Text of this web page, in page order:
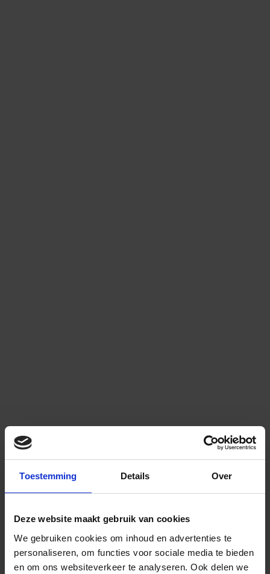
Toestemming Details Over
Deze website maakt gebruik van cookies
We gebruiken cookies om inhoud en advertenties te
personaliseren, om functies voor sociale media te bieden
en om ons websiteverkeer te analyseren. Ook delen we